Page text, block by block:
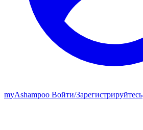
myAshampoo Войти/Зарегистрируйтесь